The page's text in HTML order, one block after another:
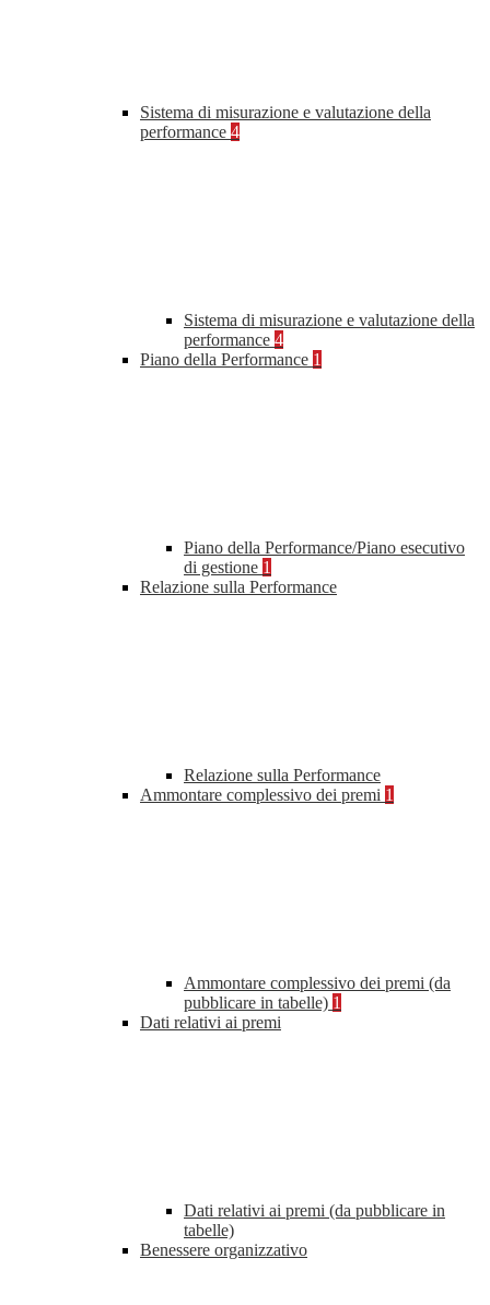
Sistema di misurazione e valutazione della
performance 4
Sistema di misurazione e valutazione della
performance 4
Piano della Performance 1
Piano della Performance/Piano esecutivo
di gestione 1
Relazione sulla Performance
Relazione sulla Performance
Ammontare complessivo dei premi 1
Ammontare complessivo dei premi (da
pubblicare in tabelle) 1
Dati relativi ai premi
Dati relativi ai premi (da pubblicare in
tabelle)
Benessere organizzativo